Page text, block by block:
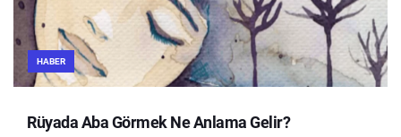
HABER
Rüyada Aba Görmek Ne Anlama Gelir?